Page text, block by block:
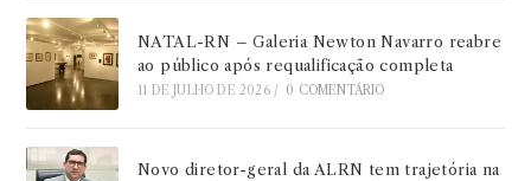
NATAL-RN – Galeria Newton Navarro reabre
ao público após requalificação completa
11 DE JULHO DE 2026 / 0 COMENTÁRIO
Novo diretor-geral da ALRN tem trajetória na